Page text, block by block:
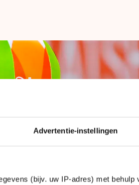
Advertentie-instellingen
(bijv. uw IP-adres) met behulp